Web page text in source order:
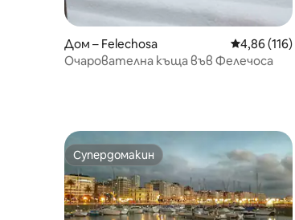
Дом – Felechosa Средна
4,86 (116)
Очарователна къща във Фелечоса
Супердомакин
Супердомакин